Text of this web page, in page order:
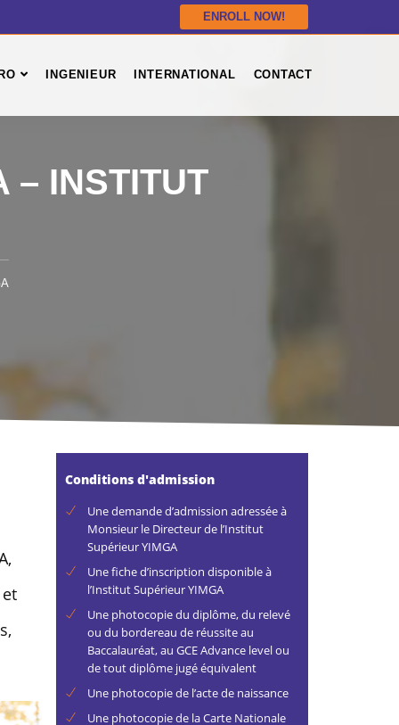
ENROLL NOW!
INGENIEUR INTERNATIONAL CONTACT
– INSTITUT
Conditions d'admission
Une demande d’admission adressée à
Monsieur le Directeur de l’Institut
Supérieur YIMGA
Une fiche d’inscription disponible à
l’Institut Supérieur YIMGA
Une photocopie du diplôme, du relevé
ou du bordereau de réussite au
Baccalauréat, au GCE Advance level ou
de tout diplôme jugé équivalent
Une photocopie de l’acte de naissance
Une photocopie de la Carte Nationale